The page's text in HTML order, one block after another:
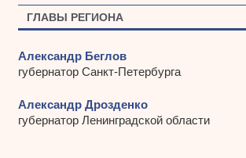
ГЛАВЫ РЕГИОНА
Александр Беглов
губернатор Санкт-Петербурга
Александр Дрозденко
губернатор Ленинградской области
ы